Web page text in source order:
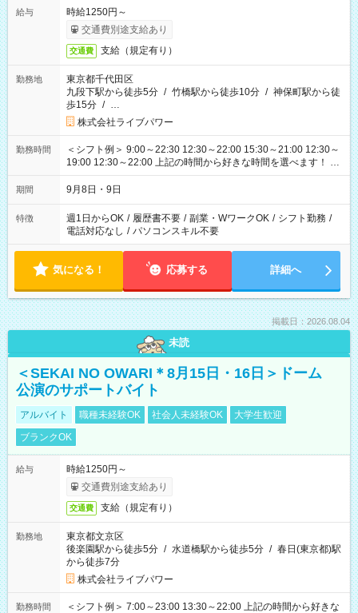
給与
時給1250円～
交通費別途支給あり
交通費 支給（規定有り）
勤務地
東京都千代田区
九段下駅から徒歩5分 / 竹橋駅から徒歩10分 / 神保町駅から徒
歩15分 / …
株式会社ライブパワー
勤務時間
＜シフト例＞ 9:00～22:30 12:30～22:00 15:30～21:00 12:30～
19:00 12:30～22:00 上記の時間から好きな時間を選べます！ ※
時間は変更となる可能性があります
期間 9月8日・9日
特徴 週1日からOK / 履歴書不要 / 副業・WワークOK / シフト勤務 /
電話対応なし / パソコンスキル不要
気になる！ 応募する 詳細へ
掲載日：2026.08.04
未読
＜SEKAI NO OWARI＊8月15日・16日＞ドーム
公演のサポートバイト
アルバイト 職種未経験OK 社会人未経験OK
大学生歓迎
ブランクOK
給与
時給1250円～
交通費別途支給あり
交通費 支給（規定有り）
勤務地
東京都文京区
後楽園駅から徒歩5分 / 水道橋駅から徒歩5分 / 春日(東京都)駅
から徒歩7分
株式会社ライブパワー
勤務時間
＜シフト例＞ 7:00～23:00 13:30～22:00 上記の時間から好きな